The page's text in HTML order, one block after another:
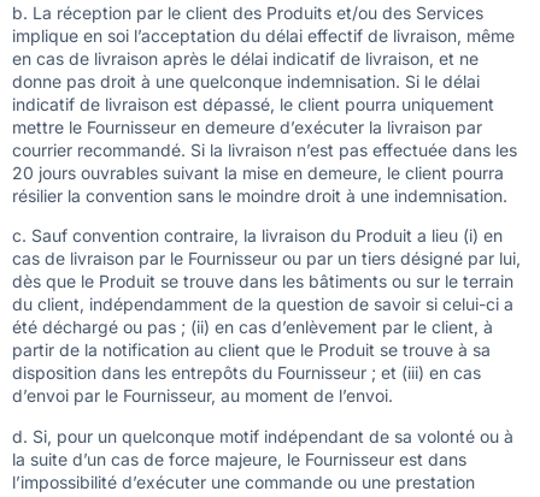
b. La réception par le client des Produits et/ou des Services
implique en soi l’acceptation du délai effectif de livraison, même
en cas de livraison après le délai indicatif de livraison, et ne
donne pas droit à une quelconque indemnisation. Si le délai
indicatif de livraison est dépassé, le client pourra uniquement
mettre le Fournisseur en demeure d’exécuter la livraison par
courrier recommandé. Si la livraison n’est pas effectuée dans les
20 jours ouvrables suivant la mise en demeure, le client pourra
résilier la convention sans le moindre droit à une indemnisation.
c. Sauf convention contraire, la livraison du Produit a lieu (i) en
cas de livraison par le Fournisseur ou par un tiers désigné par lui,
dès que le Produit se trouve dans les bâtiments ou sur le terrain
du client, indépendamment de la question de savoir si celui-ci a
été déchargé ou pas ; (ii) en cas d’enlèvement par le client, à
partir de la notification au client que le Produit se trouve à sa
disposition dans les entrepôts du Fournisseur ; et (iii) en cas
d’envoi par le Fournisseur, au moment de l’envoi.
d. Si, pour un quelconque motif indépendant de sa volonté ou à
la suite d’un cas de force majeure, le Fournisseur est dans
l’impossibilité d’exécuter une commande ou une prestation